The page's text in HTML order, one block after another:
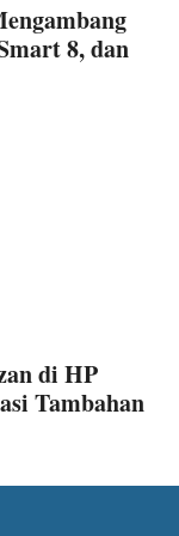
8, dan
di HP
Tambahan